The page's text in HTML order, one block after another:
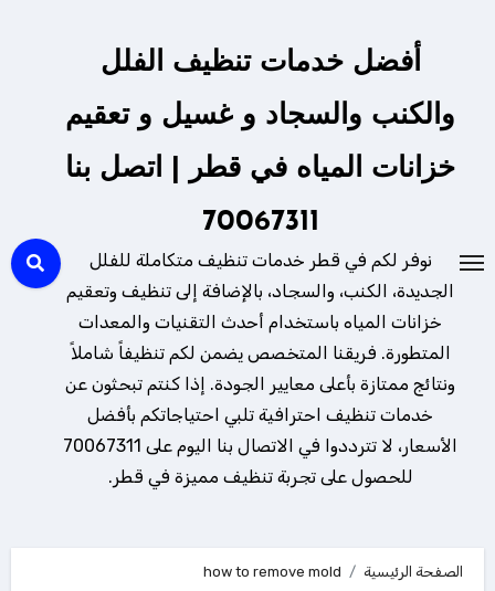
أفضل خدمات تنظيف الفلل
والكنب والسجاد و غسيل و تعقيم
خزانات المياه في قطر | اتصل بنا
70067311
نوفر لكم في قطر خدمات تنظيف متكاملة للفلل
الجديدة، الكنب، والسجاد، بالإضافة إلى تنظيف وتعقيم
خزانات المياه باستخدام أحدث التقنيات والمعدات
المتطورة. فريقنا المتخصص يضمن لكم تنظيفاً شاملاً
ونتائج ممتازة بأعلى معايير الجودة. إذا كنتم تبحثون عن
خدمات تنظيف احترافية تلبي احتياجاتكم بأفضل
الأسعار، لا تترددوا في الاتصال بنا اليوم على 70067311
للحصول على تجربة تنظيف مميزة في قطر.
الصفحة الرئيسية how to remove mold